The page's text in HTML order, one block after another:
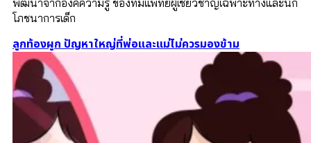
พัฒนาจากองค์ความรู้ ของทีมแพทย์ผู้เชี่ยวชาญเฉพาะทางและนัก
โภชนาการเด็ก
ลูกท้องผูก ปัญหาใหญ่ที่พ่อและแม่ไม่ควรมองข้าม